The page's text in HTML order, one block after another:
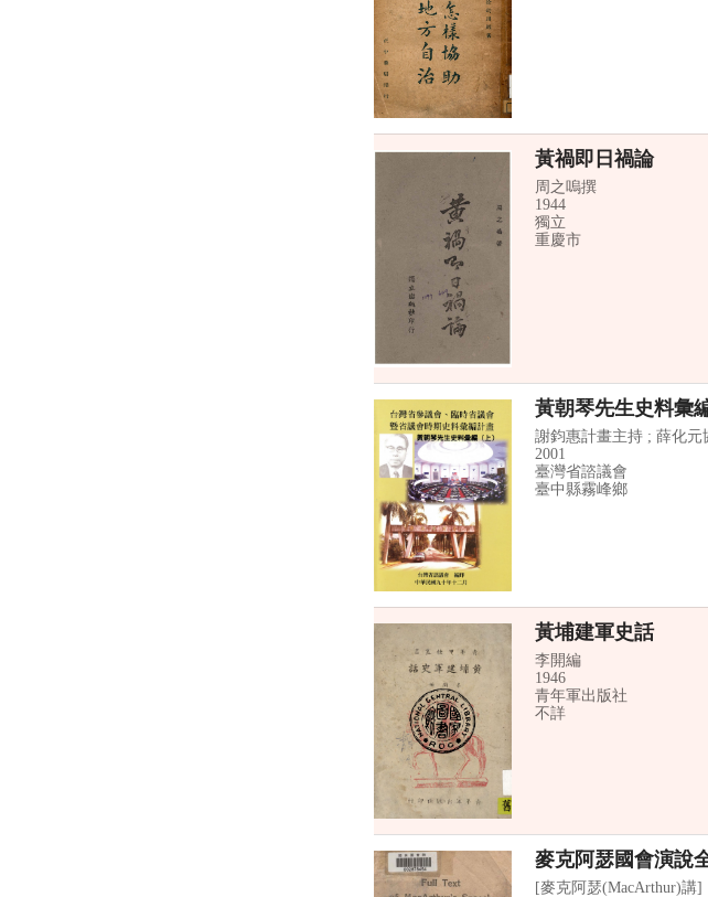
黃禍即日禍論
周之嗚撰
1944
獨立
重慶市
黃朝琴先生史料彙
謝鈞惠計畫主持 ; 薛化元
2001
臺灣省諮議會
臺中縣霧峰鄉
黃埔建軍史話
李開編
1946
青年軍出版社
不詳
麥克阿瑟國會演說
[麥克阿瑟(MacArthur)講]